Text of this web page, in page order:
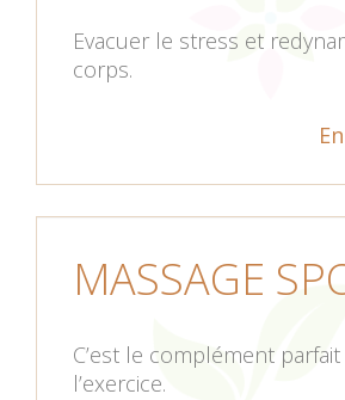
Evacuer le stress et
corps.
MASSAGE
C’est le complément
l’exercice.